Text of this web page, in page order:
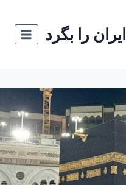
ایران را بگرد